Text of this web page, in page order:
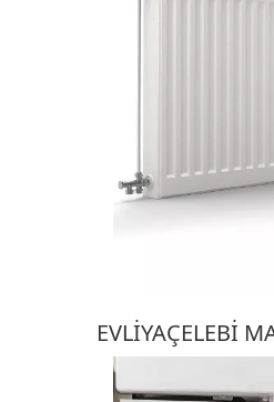
EVLIYAÇELEBI